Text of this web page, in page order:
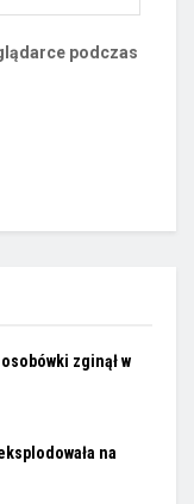
podczas
zginął w
na